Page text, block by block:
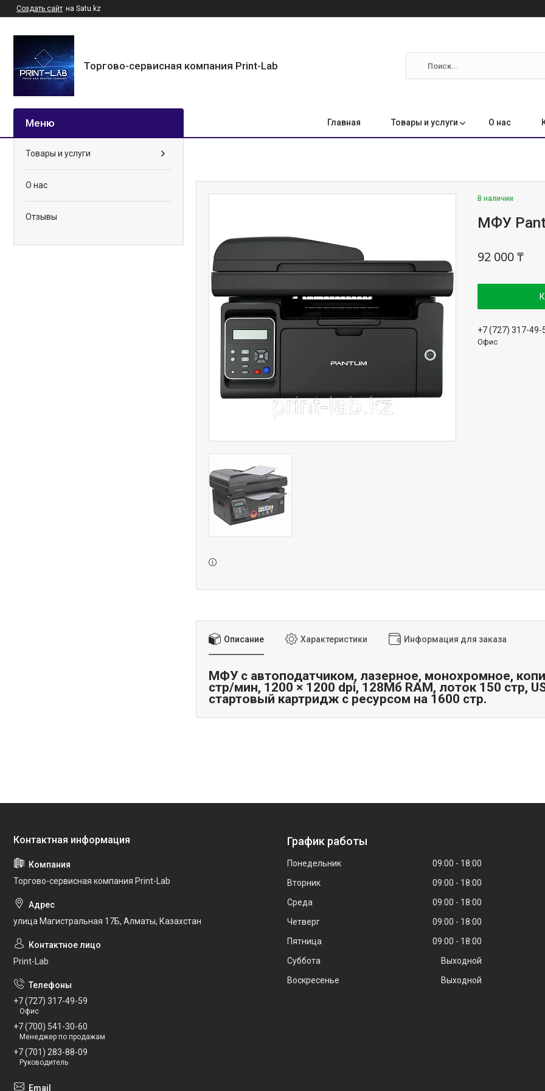
Создать сайт на Satu.kz
Торгово-сервисная компания Print-Lab
Главная Товары и услуги О нас
В наличии
МФУ
92 000 ₸
+7 (727) 317-49-
Офис
Описание Характеристики Информация для заказа
МФУ с автоподатчиком, лазерное, монохромное,
стр/мин, 1200 × 1200 dpi, 128Мб RAM, лоток 150 стр,
стартовый картридж с ресурсом на 1600 стр.
Товары и услуги
О нас
Отзывы
Торгово-сервисная компания Print-Lab
улица Магистральная 17Б, Алматы, Казахстан
Print-Lab
+7 (727) 317-49-59
Офис
+7 (700) 541-30-60
Менеджер по продажам
+7 (701) 283-88-09
Руководитель
График работы
Понедельник 09:00
18:00
Вторник
09:00
18:00
Среда
09:00
18:00
Четверг
09:00
18:00
Пятница
09:00
18:00
Суббота
Выходной
Воскресенье
Выходной